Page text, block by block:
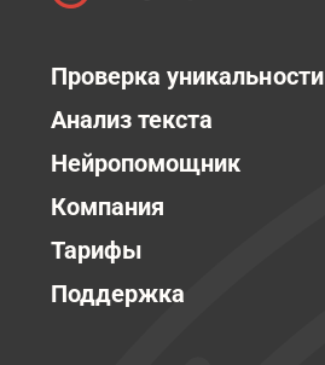
Проверка уникальности
Анализ текста
Нейропомощник
Компания
Тарифы
Поддержка